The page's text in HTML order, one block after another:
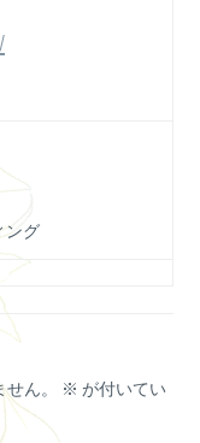
ング
ん。 ※ が付いてい